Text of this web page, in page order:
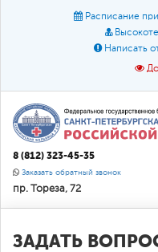
Расписание
Написать
Размер
Цвет:
О
8 (812) 323-45-35
Заказать обратный звонок
пр. Тореза, 72
ЗАДАТЬ